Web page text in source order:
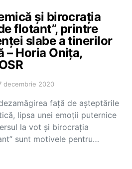
și birocrația
flotant”, printre
slabe a tinerilor
– Horia Onița,
decembrie 2020
față de așteptările
lipsa unei emoții puternice
la vot și birocrația
sunt motivele pentru…